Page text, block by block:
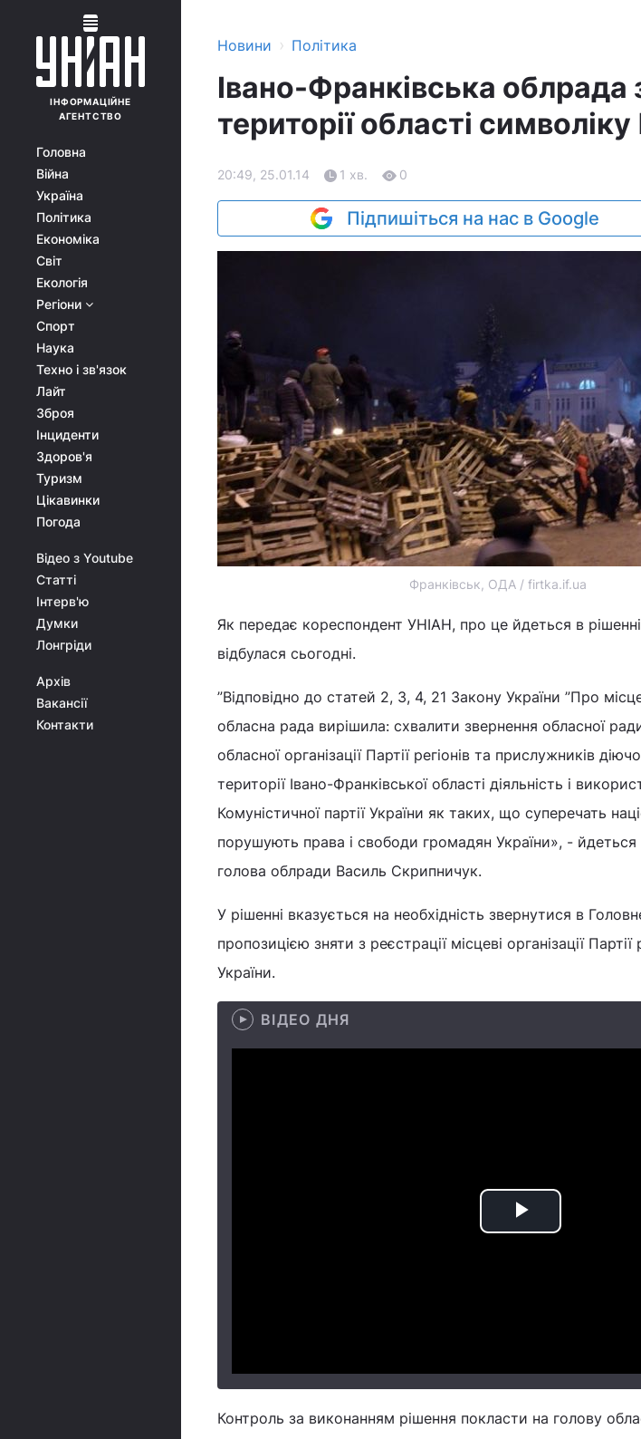
ІНФОРМАЦІЙНЕ
АГЕНТСТВО
Головна
Війна
Україна
Політика
Економіка
Світ
Екологія
Регіони
Спорт
Наука
Техно і зв'язок
Лайт
Зброя
Інциденти
Здоров'я
Туризм
Цікавинки
Погода
Відео з Youtube
Статті
Інтерв'ю
Думки
Лонгріди
Архів
Вакансії
Контакти
Новини › Політика
Івано-Франківська облрада
території області
20:49, 25.01.14 1 хв. 0
Підпишіться на нас в Google
Франківськ, ОДА / firtka.if.ua
Як передає кореспондент УНІАН, про це йдеться в рішенні
відбулася сьогодні.
”Відповідно до статей 2, 3, 4, 21 Закону України ”Про
обласна рада вирішила: схвалити звернення обласної
обласної організації Партії регіонів та прислужників
території Івано-Франківської області діяльність і
Комуністичної партії України як таких, що суперечать
порушують права і свободи громадян України», - йдеться
голова облради Василь Скрипничук.
У рішенні вказується на необхідність звернутися в
пропозицією зняти з реєстрації місцеві організації Партії
України.
ВІДЕО ДНЯ
Play
Контроль за виконанням рішення покласти на голову